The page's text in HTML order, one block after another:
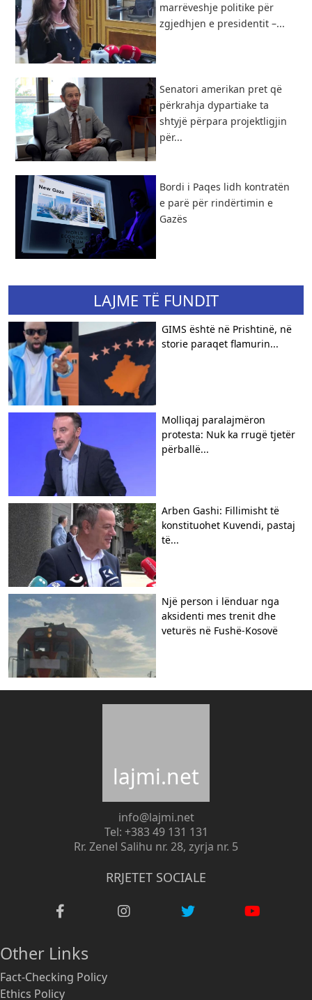
marrëveshje politike për
zgjedhjen e presidentit –...
Senatori amerikan pret që
përkrahja dypartiake ta
shtyjë përpara projektligjin
për...
Bordi i Paqes lidh kontratën
e parë për rindërtimin e
Gazës
LAJME TË FUNDIT
GIMS është në Prishtinë, në
storie paraqet flamurin...
Molliqaj paralajmëron
protesta: Nuk ka rrugë tjetër
përballë...
Arben Gashi: Fillimisht të
konstituohet Kuvendi, pastaj
të...
Një person i lënduar nga
aksidenti mes trenit dhe
veturës në Fushë-Kosovë
lajmi.net
info@lajmi.net
Tel: +383 49 131 131
Rr. Zenel Salihu nr. 28, zyrja nr. 5
RRJETET SOCIALE
Other Links
Fact-Checking Policy
Ethics Policy